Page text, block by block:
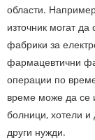
области.
източник могат да
фабрики за
фармацевтични
операции по
време може да се
болници, хотели и
други нужди.